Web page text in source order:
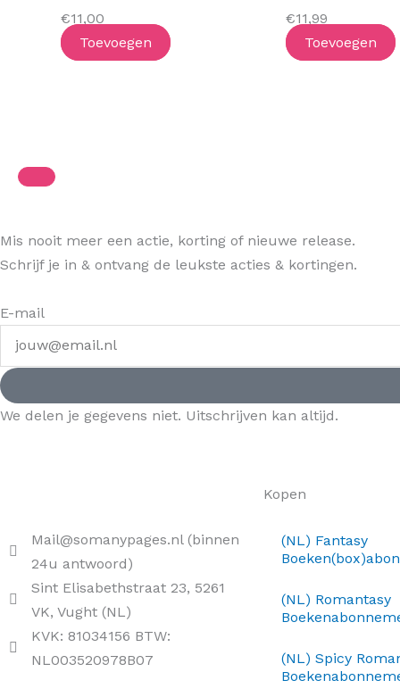
€11,00
Toevoegen
€11,99
Toevoegen
Mis nooit meer een actie, korting of nieuwe release.
Schrijf je in & ontvang de leukste acties & kortingen.
E-mail
We delen je gegevens niet. Uitschrijven kan altijd.
Mail@somanypages.nl (binnen
24u antwoord)
Sint Elisabethstraat 23, 5261
VK, Vught (NL)
KVK: 81034156 BTW:
NL003520978B07
Kopen
(NL) Fantasy
(NL) Romantasy
(NL) Spicy